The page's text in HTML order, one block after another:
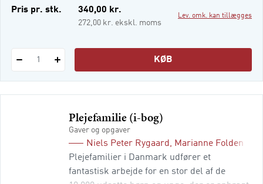
familie og bliver plu
Pris pr. stk. 340,00 kr.
272,00 kr. ekskl. moms
Lev. omk. kan tillægges
1 KØB
Plejefamilie (i-bog)
Gaver og opgaver
Niels Peter Rygaard, Marianne Folden
Plejefamilier i Danmark udfører et
fantastisk arbejde for en stor del af de